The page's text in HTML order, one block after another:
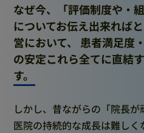
なぜ今、「評価制度や・
についてお伝え出来れば
営において、 患者満足度
の安定これら全てに直結
す。
しかし、昔ながらの「院長が
医院の持続的な成長は難しく